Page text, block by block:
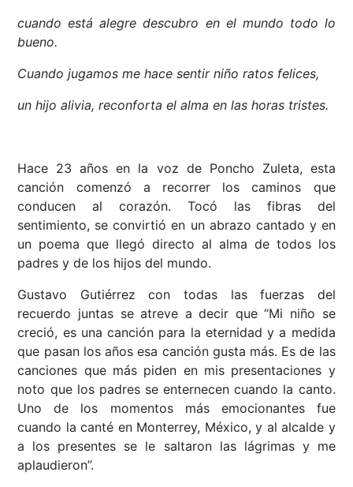
cuando está alegre descubro en el mundo todo lo
bueno.
Cuando jugamos me hace sentir niño ratos felices,
un hijo alivia, reconforta el alma en las horas tristes.
Hace 23 años en la voz de Poncho Zuleta, esta
canción comenzó a recorrer los caminos que
conducen al corazón. Tocó las fibras del
sentimiento, se convirtió en un abrazo cantado y en
un poema que llegó directo al alma de todos los
padres y de los hijos del mundo.
Gustavo Gutiérrez con todas las fuerzas del
recuerdo juntas se atreve a decir que “Mi niño se
creció, es una canción para la eternidad y a medida
que pasan los años esa canción gusta más. Es de las
canciones que más piden en mis presentaciones y
noto que los padres se enternecen cuando la canto.
Uno de los momentos más emocionantes fue
cuando la canté en Monterrey, México, y al alcalde y
a los presentes se le saltaron las lágrimas y me
aplaudieron”.